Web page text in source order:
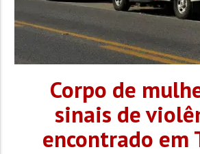
Corpo de
sinais de
encontrado em